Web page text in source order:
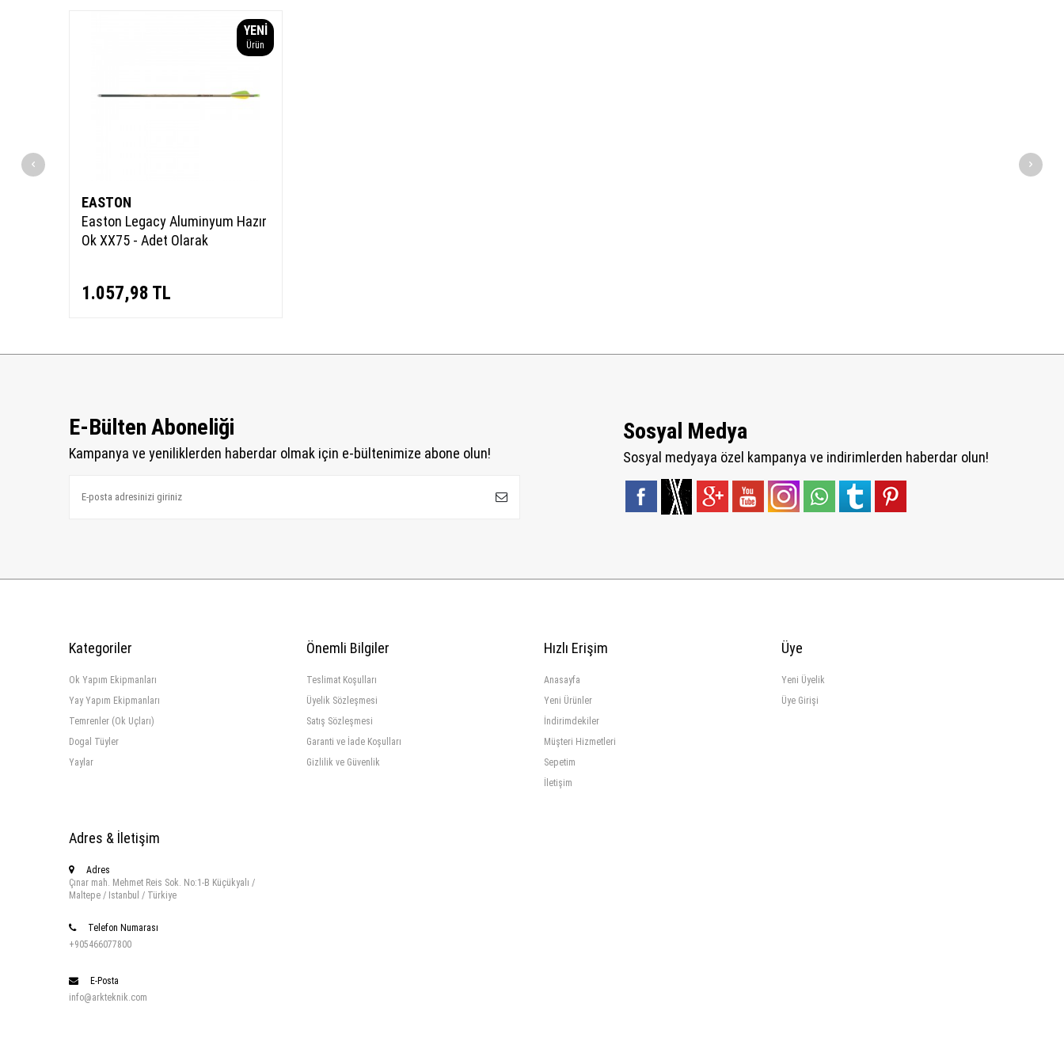
YENI
Ürün
EASTON
Easton Legacy Aluminyum Hazır
Ok XX75 - Adet Olarak
1.057,98 TL
E-Bülten Aboneliği
Kampanya ve yeniliklerden haberdar olmak için e-bültenimize abone olun!
Sosyal Medya
Sosyal medyaya özel kampanya ve indirimlerden haberdar olun!
Kategoriler
Ok Yapım Ekipmanları
Yay Yapım Ekipmanları
Temrenler (Ok Uçları)
Dogal Tüyler
Yaylar
Önemli Bilgiler
Teslimat Koşulları
Üyelik Sözleşmesi
Satış Sözleşmesi
Garanti ve İade Koşulları
Gizlilik ve Güvenlik
Hızlı Erişim
Anasayfa
Yeni Ürünler
İndirimdekiler
Müşteri Hizmetleri
Sepetim
İletişim
Üye
Yeni Üyelik
Üye Girişi
Adres & İletişim
Adres
Çınar mah. Mehmet Reis Sok. No:1-B Küçükyalı /
Maltepe / Istanbul / Türkiye
Telefon Numarası
+905466077800
E-Posta
info@arkteknik.com